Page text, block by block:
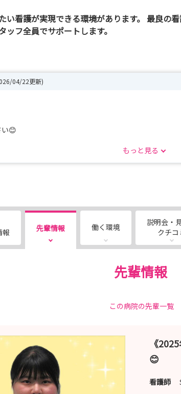
い看護が実現できる環境があります。 最良の
フ全員でサポートします。
04/22更新)
😊
もっと見る
報
先輩情報 働く環境
説明会・
クチコ
先輩情報
この病院の先輩一覧
《
😊
看護師